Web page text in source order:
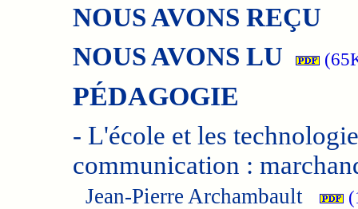
NOUS AVONS REÇU
NOUS AVONS LU
PÉDAGOGIE
- L'école et les
communication :
Jean-Pierre Archambault